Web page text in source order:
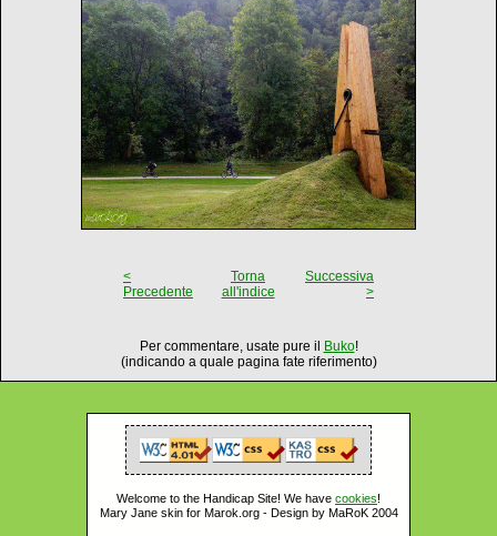
<
Precedente
Torna
all'indice
Successiva
>
Per commentare, usate pure il Buko!
(indicando a quale pagina fate riferimento)
Welcome to the Handicap Site! We have cookies!
Mary Jane skin for Marok.org - Design by MaRoK 2004